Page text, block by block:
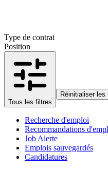
Type de contrat
Position
Tous les filtres
Réinitialiser les
Recherche d'emploi
Recommandations
Job Alerte
Emplois sauvegardés
Candidatures